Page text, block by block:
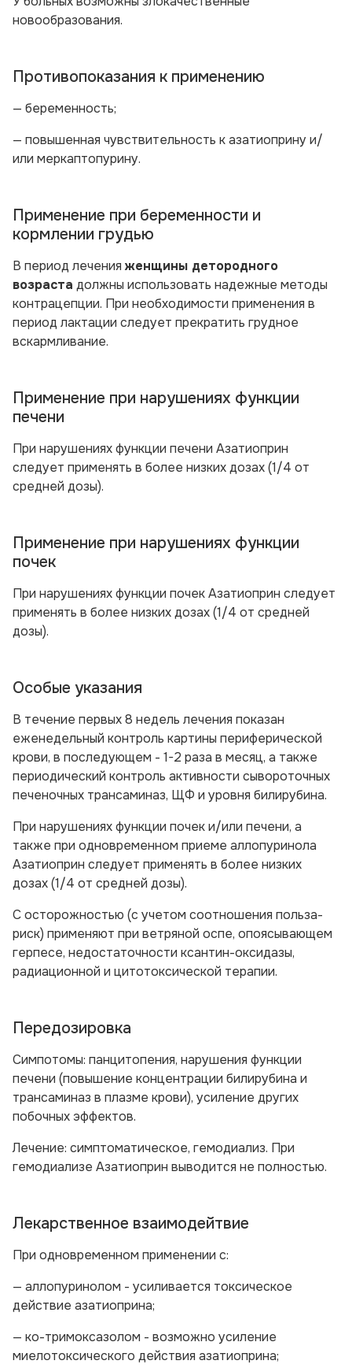
новообразования.
Противопоказания к применению
— беременность;
— повышенная чувствительность к азатиоприну и/
или меркаптопурину.
Применение при беременности и
кормлении грудью
В период лечения женщины детородного
возраста должны использовать надежные методы
контрацепции. При необходимости применения в
период лактации следует прекратить грудное
вскармливание.
Применение при нарушениях функции
печени
При нарушениях функции печени Азатиоприн
следует применять в более низких дозах (1/4 от
средней дозы).
Применение при нарушениях функции
почек
При нарушениях функции почек Азатиоприн следует
применять в более низких дозах (1/4 от средней
дозы).
Особые указания
В течение первых 8 недель лечения показан
еженедельный контроль картины периферической
крови, в последующем - 1-2 раза в месяц, а также
периодический контроль активности сывороточных
печеночных трансаминаз, ЩФ и уровня билирубина.
При нарушениях функции почек и/или печени, а
также при одновременном приеме аллопуринола
Азатиоприн следует применять в более низких
дозах (1/4 от средней дозы).
С осторожностью (с учетом соотношения польза-
риск) применяют при ветряной оспе, опоясывающем
герпесе, недостаточности ксантин-оксидазы,
радиационной и цитотоксической терапии.
Передозировка
Симпотомы: панцитопения, нарушения функции
печени (повышение концентрации билирубина и
трансаминаз в плазме крови), усиление других
побочных эффектов.
Лечение: симптоматическое, гемодиализ. При
гемодиализе Азатиоприн выводится не полностью.
Лекарственное взаимодейтвие
При одновременном применении с:
— аллопуринолом - усиливается токсическое
действие азатиоприна;
— ко-тримоксазолом - возможно усиление
миелотоксического действия азатиоприна;